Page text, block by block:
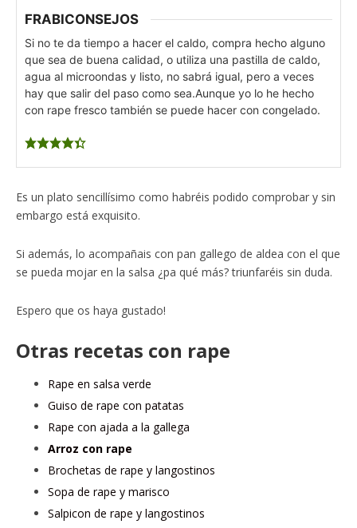
FRABICONSEJOS
Si no te da tiempo a hacer el caldo, compra hecho alguno
que sea de buena calidad, o utiliza una pastilla de caldo,
agua al microondas y listo, no sabrá igual, pero a veces
hay que salir del paso como sea.Aunque yo lo he hecho
con rape fresco también se puede hacer con congelado.
Es un plato sencillísimo como habréis podido comprobar y sin
embargo está exquisito.
Si además, lo acompañais con pan gallego de aldea con el que
se pueda mojar en la salsa ¿pa qué más? triunfaréis sin duda.
Espero que os haya gustado!
Otras recetas con rape
Rape en salsa verde
Guiso de rape con patatas
Rape con ajada a la gallega
Arroz con rape
Brochetas de rape y langostinos
Sopa de rape y marisco
Salpicon de rape y langostinos